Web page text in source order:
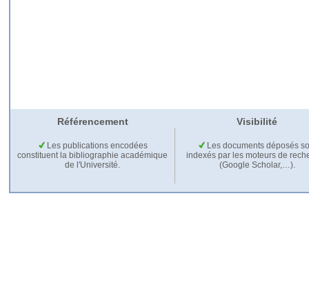
Référencement Visibilité
Les publications encodées
constituent la bibliographie académique
de l'Université.
Les documents déposés
indexés par les moteurs de
(Google Scholar,…).